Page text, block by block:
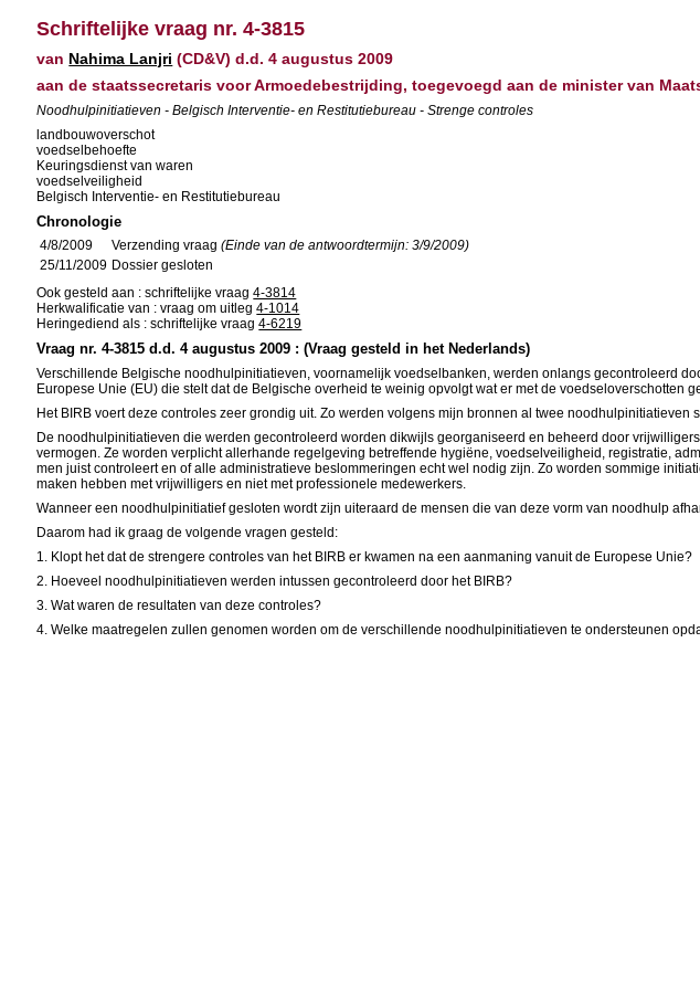
Schriftelijke vraag nr. 4-3815
van Nahima Lanjri (CD&V) d.d. 4 augustus 2009
aan de staatssecretaris voor Armoedebestrijding, toegevoegd aan de minister van
Noodhulpinitiatieven - Belgisch Interventie- en Restitutiebureau - Strenge controles
landbouwoverschot
voedselbehoefte
Keuringsdienst van waren
voedselveiligheid
Belgisch Interventie- en Restitutiebureau
Chronologie
4/8/2009 Verzending vraag(Einde van de antwoordtermijn: 3/9/2009)
25/11/2009 Dossier gesloten
Ook gesteld aan : schriftelijke vraag4-3814
Herkwalificatie van : vraag om uitleg4-1014
Heringediend als : schriftelijke vraag4-6219
Vraag nr. 4-3815 d.d. 4 augustus 2009 : (Vraag gesteld in het Nederlands)
Verschillende Belgische noodhulpinitiatieven, voornamelijk voedselbanken, werden onlangs gecontroleerd
Europese Unie (EU) die stelt dat de Belgische overheid te weinig opvolgt wat er met de voedseloverschotten
Het BIRB voert deze controles zeer grondig uit. Zo werden volgens mijn bronnen al twee
De noodhulpinitiatieven die werden gecontroleerd worden dikwijls georganiseerd en beheerd door
vermogen. Ze worden verplicht allerhande regelgeving betreffende hygiëne, voedselveiligheid, registratie,
men juist controleert en of alle administratieve beslommeringen echt wel nodig zijn. Zo worden sommige
maken hebben met vrijwilligers en niet met professionele medewerkers.
Wanneer een noodhulpinitiatief gesloten wordt zijn uiteraard de mensen die van deze vorm van noodhulp
Daarom had ik graag de volgende vragen gesteld:
1. Klopt het dat de strengere controles van het BIRB er kwamen na een aanmaning vanuit de Europese Unie?
2. Hoeveel noodhulpinitiatieven werden intussen gecontroleerd door het BIRB?
3. Wat waren de resultaten van deze controles?
4. Welke maatregelen zullen genomen worden om de verschillende noodhulpinitiatieven te ondersteunen